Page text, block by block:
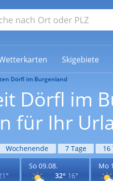
Skigebiete
Dörfl im Burgenland
Dörfl im
für Ihr
Wochenende 7 Tage 16
So 09.08.
32° 16°
Mo